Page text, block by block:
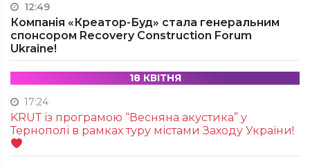
12:49
Компанія «Креатор-Буд» стала генеральним
спонсором Recovery Construction Forum
Ukraine!
18 КВІТНЯ
17:24
KRUТ із програмою “Весняна акустика” у
Тернополі в рамках туру містами Заходу України!